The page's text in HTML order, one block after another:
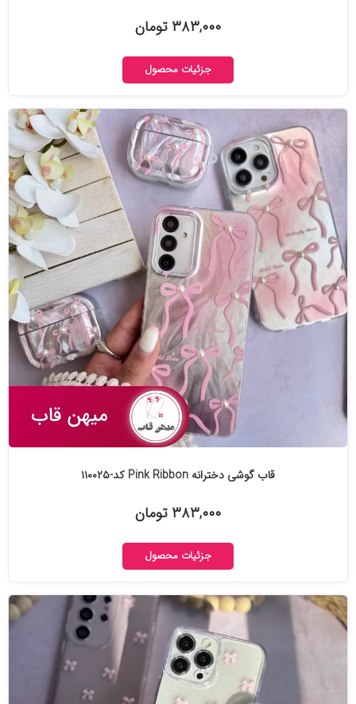
۳۸۳,۰۰۰ تومان
جزئیات محصول
قاب گوشی دخترانه Pink Ribbon کد-۱۱۰۰۲۵
۳۸۳,۰۰۰ تومان
جزئیات محصول